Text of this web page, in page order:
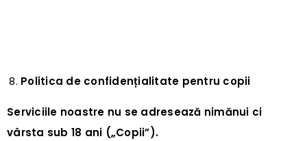
Politica de confidențialitate pentru copii
Serviciile noastre nu se adresează nimănui ci
vârsta sub 18 ani („Copii”).